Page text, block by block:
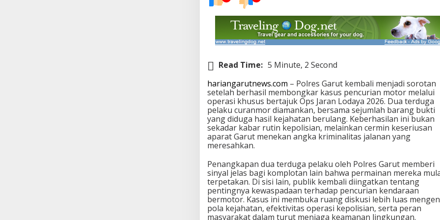
Read Time: 5 Minute, 2 Second
hariangarutnews.com – Polres Garut kembali menjadi sorotan
setelah berhasil membongkar kasus pencurian motor melalui
operasi khusus bertajuk Ops Jaran Lodaya 2026. Dua terduga
pelaku curanmor diamankan, bersama sejumlah barang bukti
yang diduga hasil kejahatan berulang. Keberhasilan ini bukan
sekadar kabar rutin kepolisian, melainkan cermin keseriusan
aparat Garut menekan angka kriminalitas jalanan yang
meresahkan.
Penangkapan dua terduga pelaku oleh Polres Garut memberi
sinyal jelas bagi komplotan lain bahwa permainan mereka
terpetakan. Di sisi lain, publik kembali diingatkan tentang
pentingnya kewaspadaan terhadap pencurian kendaraan
bermotor. Kasus ini membuka ruang diskusi lebih luas
pola kejahatan, efektivitas operasi kepolisian, serta peran
masyarakat dalam turut menjaga keamanan lingkungan.